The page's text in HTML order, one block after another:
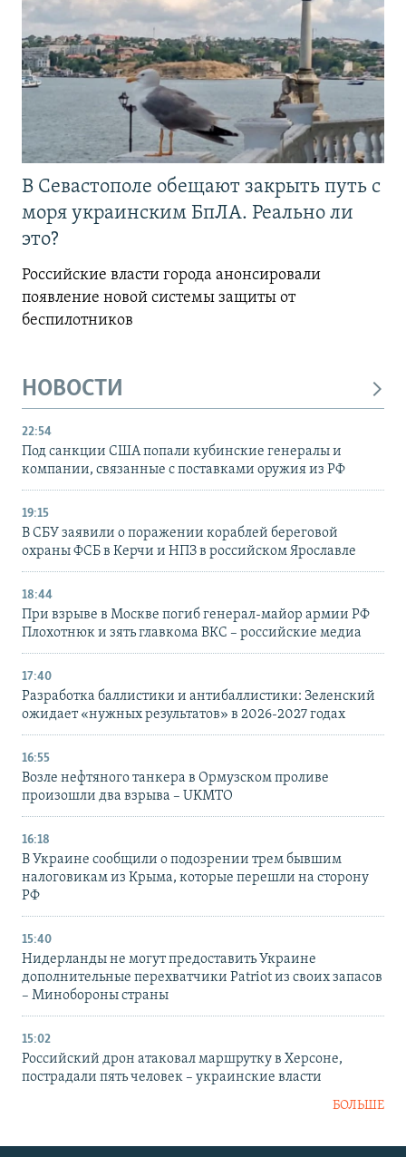
В Севастополе обещают закрыть путь с
моря украинским БпЛА. Реально ли
это?
Российские власти города анонсировали
появление новой системы защиты от
беспилотников
НОВОСТИ
22:54
Под санкции США попали кубинские генералы и
компании, связанные с поставками оружия из РФ
19:15
В СБУ заявили о поражении кораблей береговой
охраны ФСБ в Керчи и НПЗ в российском Ярославле
18:44
При взрыве в Москве погиб генерал-майор армии РФ
Плохотнюк и зять главкома ВКС – российские медиа
17:40
Разработка баллистики и антибаллистики: Зеленский
ожидает «нужных результатов» в 2026-2027 годах
16:55
Возле нефтяного танкера в Ормузском проливе
произошли два взрыва – UKMTO
16:18
В Украине сообщили о подозрении трем бывшим
налоговикам из Крыма, которые перешли на сторону
РФ
15:40
Нидерланды не могут предоставить Украине
дополнительные перехватчики Patriot из своих запасов
– Минобороны страны
15:02
Российский дрон атаковал маршрутку в Херсоне,
пострадали пять человек – украинские власти
БОЛЬШЕ